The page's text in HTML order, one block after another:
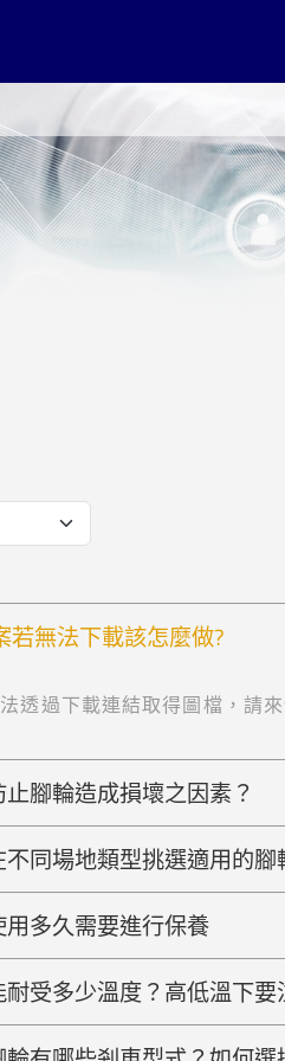
若無法下載該怎麼做?
透過下載連結取得圖檔，請
腳輪造成損壞之因素？
同場地類型挑選適用的腳
多久需要進行保養
受多少溫度？高低溫下要